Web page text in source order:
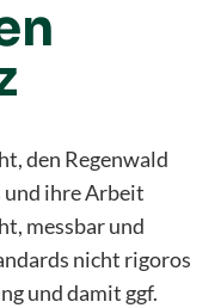
den Regenwald
und ihre Arbeit
messbar und
nicht rigoros
und damit ggf.